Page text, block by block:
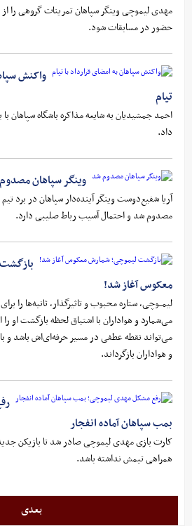
مهدی لیموچی وینگر سپاهان تمرینات گروهی را از
حضور در مسابقات شود.
واکنش
تیام
احمد جمشیدیان به شایعه مذاکره باشگاه سپاهان
داد.
وینگر سپاهان
آریا شفیع‌دوست وینگر آینده‌دار سپاهان در برد
مصدوم شد و احتمال آسیب رباط صلیبی دارد.
معکوس آغاز شد!
لیمــوچی، ستاره محبوب و تاثیرگذار، ثانیه‌ها را
می‌شمارد و هواداران با اشتیاق لحظه بازگشت او
می‌تواند نقطه عطفی در مسیر حرفه‌ای‌اش باشد و
و هواداران بازگرداند.
بمب سپاهان آماده انفجار
کارت بازی مهدی لیموچی صادر شد تا بازیکن
همراهی تیمش نداشته باشد.
بعدی